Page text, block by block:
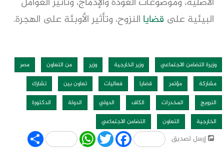
البيئية على قضايا النزوح، وتأثير الأوبئة على الهجرة.
وزيرة التضامن الاجتماعي وزير الخارجية وزير من التعاون
مصر
مشاركة
مؤتمر قضايا فعاليات تعاون بين
تشارك
النرويج
المخدرات الكاف الدولي الدولة
الدكتورة
الخارجية
التعاون التضامن الاجتماعي
إرسل لصديق Share WhatsApp
Twitter Facebook